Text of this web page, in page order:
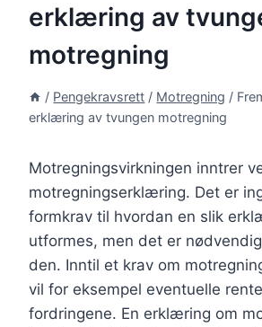
erklæring av
motregning
/ Pengekravsrett / Motregning /
erklæring av tvungen motregning
Motregningsvirkningen inntrer
motregningserklæring. Det er
formkrav til hvordan en slik
utformes, men det er
den. Inntil et krav om
vil for eksempel eventuelle
fordringene. En erklæring om